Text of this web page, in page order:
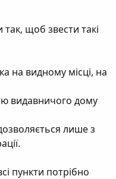
щоб звести такі
на видному місці, на
видавничого дому
лише з
пункти потрібно